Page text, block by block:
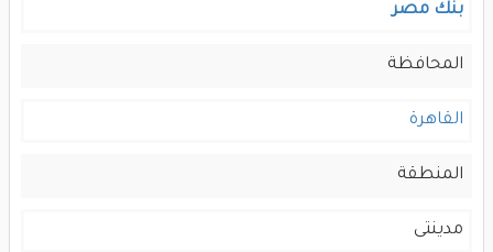
بنك مصر
المحافظة
القاهرة
المنطقة
مدينتى